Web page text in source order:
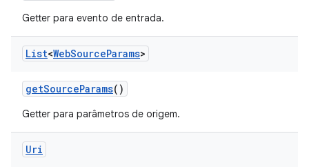
Getter para evento de entrada.
List<WebSourceParams>
getSourceParams()
Getter para parâmetros de origem.
Uri